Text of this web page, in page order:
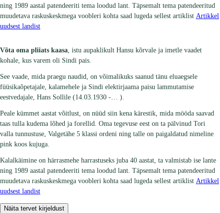
ning 1989 aastal patendeeriti tema loodud lant. Täpsemalt tema patendeeritud
muudetava raskuskeskmega voobleri kohta saad lugeda sellest artiklist Artikkel
uudsest landist
Võta oma pliiats kaasa, istu aupaklikult Hansu kõrvale ja imetle vaadet
kohale, kus varem oli Sindi pais.
See vaade, mida praegu naudid, on võimalikuks saanud tänu eluaegsele
füüsikaõpetajale, kalamehele ja Sindi elektirjaama paisu lammutamise
eestvedajale, Hans Sollile (14.03.1930 -… ).
Peale kümmet aastat võitlust, on nüüd siin kena kärestik, mida mööda saavad
taas tulla kudema lõhed ja forellid. Oma tegevuse eest on ta pälvinud Tori
valla tunnustuse, Valgetähe 5 klassi ordeni ning talle on paigaldatud nimeline
pink koos kujuga.
Kalalkäimine on härrasmehe harrastuseks juba 40 aastat, ta valmistab ise lante
ning 1989 aastal patendeeriti tema loodud lant. Täpsemalt tema patendeeritud
muudetava raskuskeskmega voobleri kohta saad lugeda sellest artiklist Artikkel
uudsest landist
Näita tervet kirjeldust